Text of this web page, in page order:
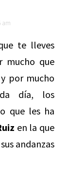
am
te lleves
mucho que
por mucho
día, los
que les ha
en la que
andanzas